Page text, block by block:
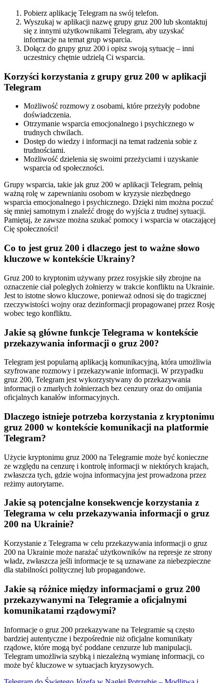
Pobierz aplikację Telegram na swój telefon.
Wyszukaj w aplikacji nazwę grupy gruz 200 lub skontaktuj
się z innymi użytkownikami Telegram, aby uzyskać
informacje na temat grup wsparcia.
Dołącz do grupy gruz 200 i opisz swoją sytuację – inni
uczestnicy chętnie udzielą Ci wsparcia.
Korzyści korzystania z grupy gruz 200 w aplikacji
Telegram
Możliwość rozmowy z osobami, które przeżyły podobne
doświadczenia.
Otrzymanie wsparcia emocjonalnego i psychicznego w
trudnych chwilach.
Dostęp do wiedzy i informacji na temat radzenia sobie z
trudnościami.
Możliwość dzielenia się swoimi przeżyciami i uzyskanie
wsparcia od społeczności.
Grupy wsparcia, takie jak gruz 200 w aplikacji Telegram, pełnią
ważną rolę w zapewnianiu osobom w kryzysie niezbędnego
wsparcia emocjonalnego i psychicznego. Dzięki nim można poczuć
się mniej samotnym i znaleźć drogę do wyjścia z trudnej sytuacji.
Pamiętaj, że zawsze można szukać pomocy i wsparcia w otaczającej
Cię społeczności!
Co to jest gruz 200 i dlaczego jest to ważne słowo
kluczowe w kontekście Ukrainy?
Gruz 200 to kryptonim używany przez rosyjskie siły zbrojne na
oznaczenie ciał poległych żołnierzy w trakcie konfliktu na Ukrainie.
Jest to istotne słowo kluczowe, ponieważ odnosi się do tragicznej
rzeczywistości wojny oraz dezinformacji propagowanej przez Rosję
wobec tego konfliktu.
Jakie są główne funkcje Telegrama w kontekście
przekazywania informacji o gruz 200?
Telegram jest popularną aplikacją komunikacyjną, która umożliwia
szyfrowane rozmowy i przekazywanie informacji. W przypadku
gruz 200, Telegram jest wykorzystywany do przekazywania
informacji o zmarłych żołnierzach bez cenzury oraz do omijania
oficjalnych kanałów informacyjnych.
Dlaczego istnieje potrzeba korzystania z kryptonimu
gruz 2000 w kontekście komunikacji na platformie
Telegram?
Użycie kryptonimu gruz 2000 na Telegramie może być konieczne
ze względu na cenzurę i kontrolę informacji w niektórych krajach,
zwłaszcza tych, gdzie wojna informacyjna jest prowadzona przez
reżimy autorytarne.
Jakie są potencjalne konsekwencje korzystania z
Telegrama w celu przekazywania informacji o gruz
200 na Ukrainie?
Korzystanie z Telegrama w celu przekazywania informacji o gruz
200 na Ukrainie może narażać użytkowników na represje ze strony
władz, zwłaszcza jeśli informacje te są uznawane za niebezpieczne
dla stabilności politycznej lub propagandowe.
Jakie są różnice między informacjami o gruz 200
przekazywanymi na Telegramie a oficjalnymi
komunikatami rządowymi?
Informacje o gruz 200 przekazywane na Telegramie są często
bardziej autentyczne i bezpośrednie niż oficjalne komunikaty
rządowe, które mogą być poddane cenzurze lub manipulacji.
Telegram umożliwia szybką i niezależną wymianę informacji, co
może być kluczowe w sytuacjach kryzysowych.